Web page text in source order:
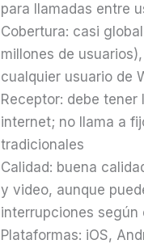
para llamadas entre
Cobertura: casi
millones de
cualquier usuario de
Receptor: debe tener
internet; no llama a
tradicionales
Calidad: buena
y video, aunque
interrupciones según
Plataformas: iOS,